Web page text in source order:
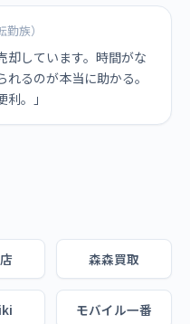
族）
却しています。時間がな
るのが本当に助かる。
。」
森森買取
モバイル一番